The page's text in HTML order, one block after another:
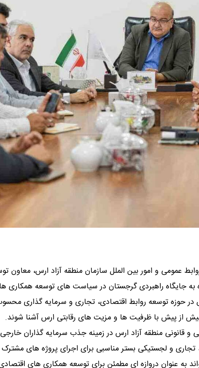
عمومی و امور بین الملل سازمان منطقه آزاد ارس، معاون
به جایگاه راهبردی گرجستان در سیاست‌ های توسعه
حوزه توسعه روابط اقتصادی، تجاری و سرمایه‌ گذاری
بیش از پیش با ظرفیت‌ ها و مزیت‌ های رقابتی ارس آشنا شوند.
قانونی منطقه آزاد ارس در زمینه جذب سرمایه‌ گذاران خارجی
و لجستیکی بستر مناسبی برای اجرای پروژه‌ های
به عنوان دروازه‌ ای مطمئن برای توسعه همکاری ‌های